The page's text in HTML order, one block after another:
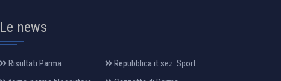
Le news
Risultati Parma
Repubblica.it sez. Sport